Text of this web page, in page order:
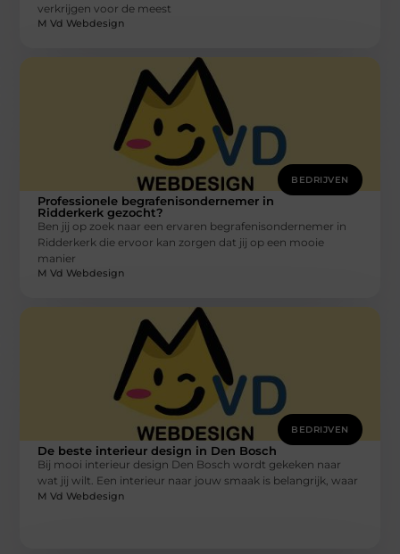
verkrijgen voor de meest
M Vd Webdesign
BEDRIJVEN
Professionele begrafenisondernemer in
Ridderkerk gezocht?
Ben jij op zoek naar een ervaren begrafenisondernemer in
Ridderkerk die ervoor kan zorgen dat jij op een mooie
manier
M Vd Webdesign
BEDRIJVEN
De beste interieur design in Den Bosch
Bij mooi interieur design Den Bosch wordt gekeken naar
wat jij wilt. Een interieur naar jouw smaak is belangrijk, waar
M Vd Webdesign